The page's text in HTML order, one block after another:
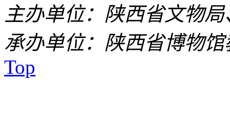
主办单位：陕西省文物
承办单位：陕西省博物
Top